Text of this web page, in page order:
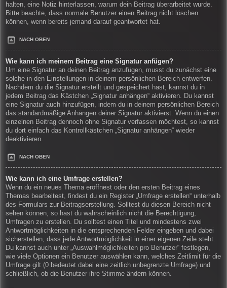
halten, eine Notiz hinterlassen, warum dein Beitrag überarbeitet wurde.
Bitte beachte, dass normale Benutzer einen Beitrag nicht löschen
können, wenn bereits jemand darauf geantwortet hat.
NACH OBEN
Wie kann ich meinem Beitrag eine Signatur anfügen?
Um eine Signatur an deinen Beitrag anzufügen, musst du zunächst eine
solche in den Einstellungen in deinem persönlichen Bereich entwerfen.
Nachdem du die Signatur erstellt und gespeichert hast, kannst du in
jedem Beitrag das Kästchen „Signatur anhängen“ aktivieren. Du kannst
eine Signatur auch hinzufügen, indem du in deinem persönlichen Bereich
das standardmäßige Anhängen deiner Signatur aktivierst. Wenn du einen
einzelnen Beitrag dennoch ohne Signatur verfassen möchtest, so kannst
du dort einfach das Kontrollkästchen „Signatur anhängen“ wieder
deaktivieren.
NACH OBEN
Wie kann ich eine Umfrage erstellen?
Wenn du ein neues Thema eröffnest oder den ersten Beitrag eines
Themas bearbeitest, findest du ein Register „Umfrage erstellen“ unterhalb
des Formulars zur Beitragserstellung. Solltest du diesen Bereich nicht
sehen können, so hast du wahrscheinlich nicht die Berechtigung,
Umfragen zu erstellen. Du solltest einen Titel und mindestens zwei
Antwortmöglichkeiten in die entsprechenden Felder eingeben und dabei
sicherstellen, dass jede Antwortmöglichkeit in einer eigenen Zeile steht.
Du kannst auch unter „Auswahlmöglichkeiten pro Benutzer“ festlegen,
wie viele Optionen ein Benutzer auswählen kann, welches Zeitlimit für die
Umfrage gilt (0 bedeutet dabei eine zeitlich unbegrenzte Umfrage) und
schließlich, ob die Benutzer ihre Stimme ändern können.